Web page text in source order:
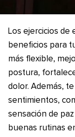
Los ejercicios de
beneficios para
más flexible,
postura,
dolor. Además,
sentimientos,
sensación de
buenas rutinas